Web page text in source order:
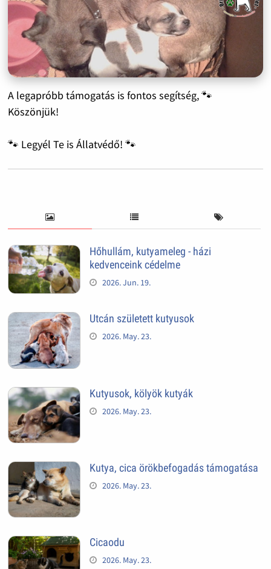
A legapróbb támogatás is fontos segítség, 🐾
Köszönjük!
🐾 Legyél Te is Állatvédő! 🐾
Hőhullám, kutyameleg - házi
kedvenceink cédelme
2026. Jun. 19.
Utcán született kutyusok
2026. May. 23.
Kutyusok, kölyök kutyák
2026. May. 23.
Kutya, cica örökbefogadás támogatása
2026. May. 23.
Cicaodu
2026. May. 23.